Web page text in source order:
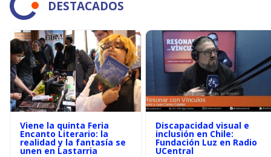
DESTACADOS
Viene la quinta Feria
Encanto Literario: la
realidad y la fantasía se
unen en Lastarria
Discapacidad visual e
inclusión en Chile:
Fundación Luz en Radio
UCentral